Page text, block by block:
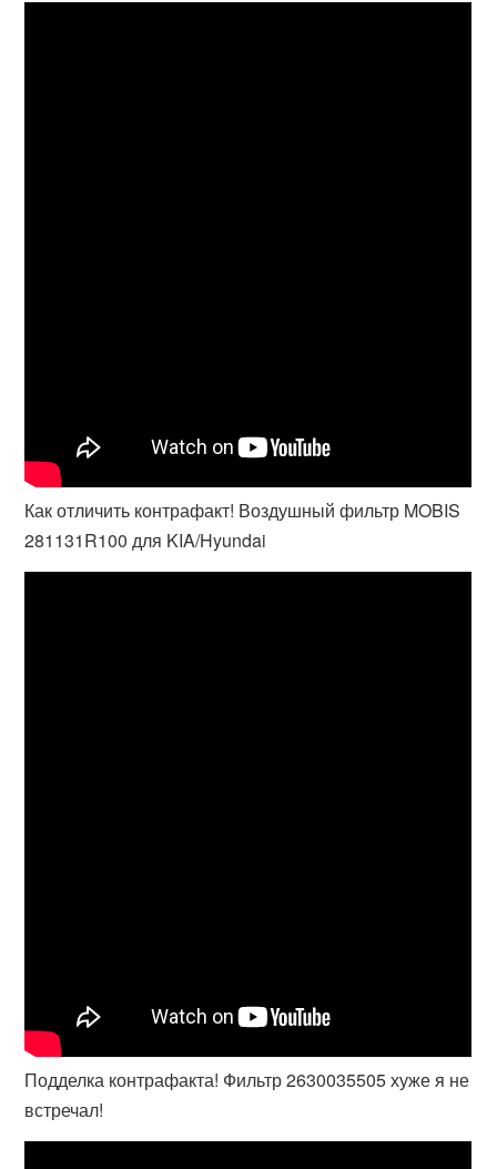
Как отличить контрафакт! Воздушный фильтр MOBIS
281131R100 для KIA/Hyundai
Подделка контрафакта! Фильтр 2630035505 хуже я не
встречал!